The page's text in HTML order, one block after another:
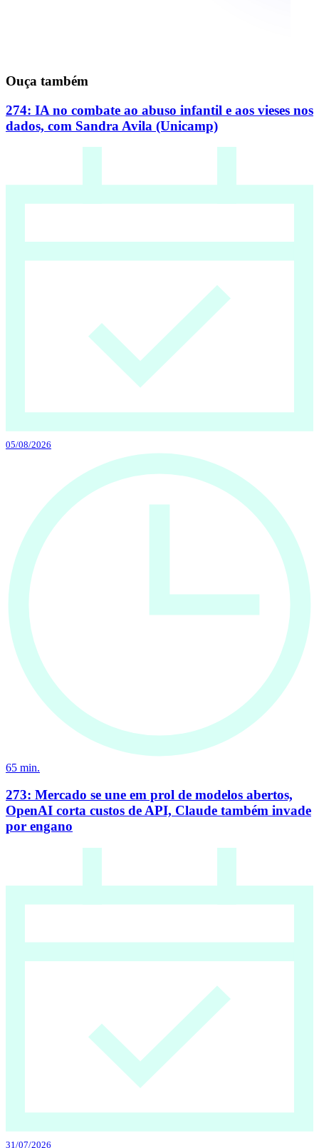
Ouça também
274: IA no combate ao abuso infantil e aos vieses nos
dados, com Sandra Avila (Unicamp)
05/08/2026
65 min.
273: Mercado se une em prol de modelos abertos,
OpenAI corta custos de API, Claude também invade
por engano
31/07/2026